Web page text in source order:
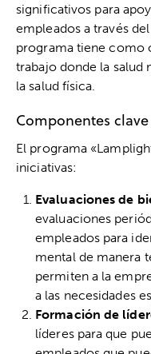
significativos para
empleados a través
programa tiene como
trabajo donde la salud
la salud física.
Componentes
El programa
iniciativas:
Evaluaciones de
evaluaciones
empleados para
mental de manera
permiten a la
a las necesidades
Formación de
líderes para que